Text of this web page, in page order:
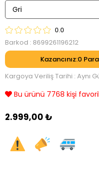
0.0
Barkod : 8699261196212
Kazancınız:0
Kargoya Veriliş Tarihi : Aynı
Bu ürünü 7768 kişi
2.999,00 ₺